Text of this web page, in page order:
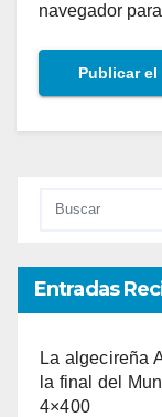
navegador
Entradas
La algecireña
la final del
4×400